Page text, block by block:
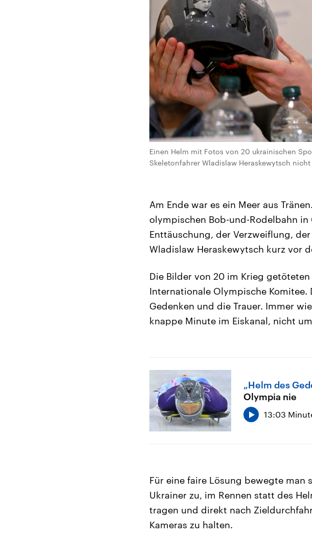
Einen Helm mit Fotos von 20 ukrainischen
Skeletonfahrer Wladislaw Heraskewytsch
Am Ende war es ein Meer aus
olympischen Bob-und-Rodelbahn in
Enttäuschung, der Verzweiflung,
Wladislaw Heraskewytsch kurz vor
Die Bilder von 20 im Krieg
Internationale Olympische
Gedenken und die Trauer. Immer
knappe Minute im Eiskanal, nicht
„Helm des
Olympia nie
13:03
Für eine faire Lösung bewegte
Ukrainer zu, im Rennen statt des
tragen und direkt nach
Kameras zu halten.